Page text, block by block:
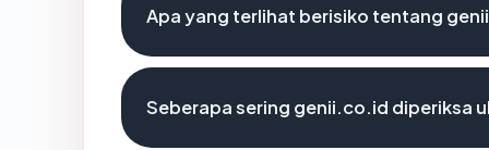
Apa yang terlihat berisiko tentang
Seberapa sering genii.co.id diperiksa